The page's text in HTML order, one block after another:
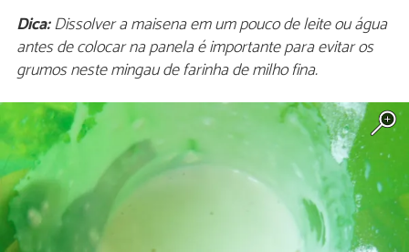
Dica:Dissolver a maisena em um pouco de leite ou água
antes de colocar na panela é importante para evitar os
grumos neste mingau de farinha de milho fina.